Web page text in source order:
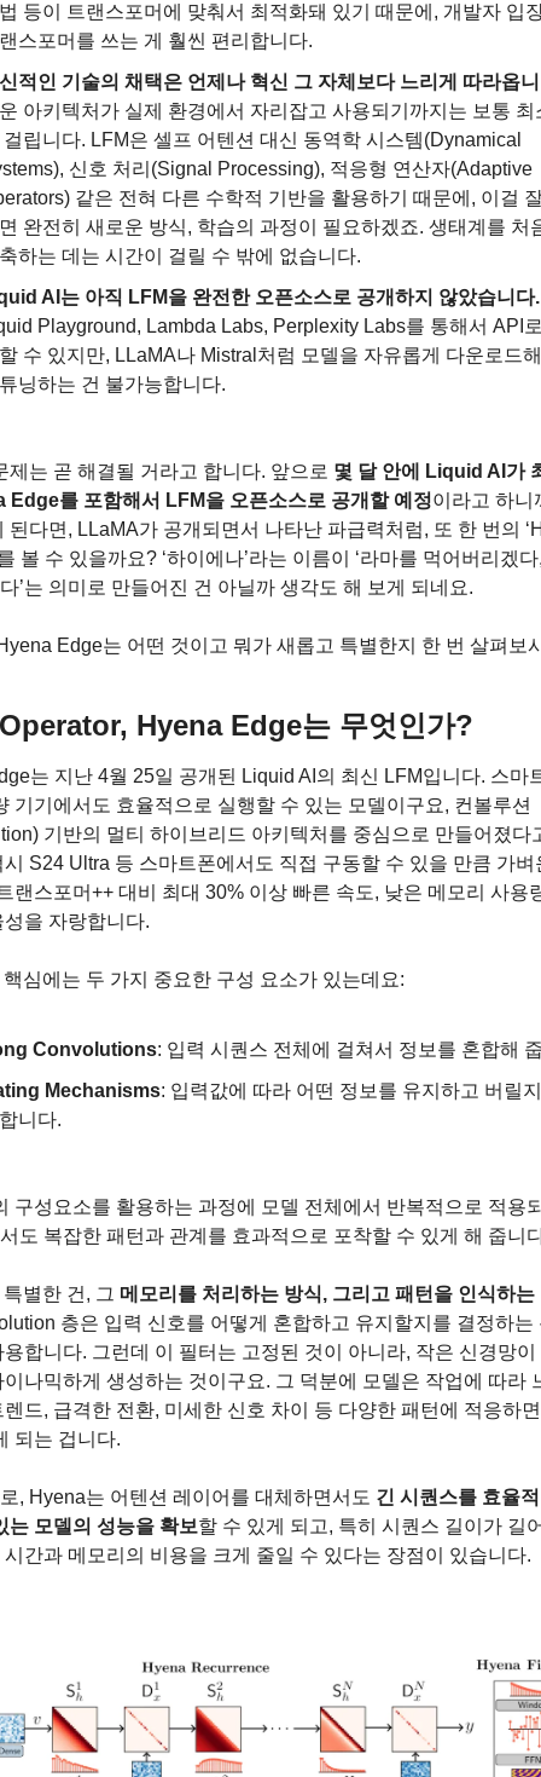
등이 트랜스포머에 맞춰서 최적화돼 있기 때문에, 개발자 입
스포머를 쓰는 게 훨씬 편리합니다.
적인 기술의 채택은 언제나 혁신 그 자체보다 느리게 따라옵
아키텍처가 실제 환경에서 자리잡고 사용되기까지는 보통 최
걸립니다. LFM은 셀프 어텐션 대신 동역학 시스템(Dynamical
신호 처리(Signal Processing), 적응형 연산자(Adaptive
같은 전혀 다른 수학적 기반을 활용하기 때문에, 이걸
완전히 새로운 방식, 학습의 과정이 필요하겠죠. 생태계를 처
하는 데는 시간이 걸릴 수 밖에 없습니다.
AI는 아직 LFM을 완전한 오픈소스로 공개하지 않았습니다.
Playground, Lambda Labs, Perplexity Labs를 통해서 API
수 있지만, LLaMA나 Mistral처럼 모델을 자유롭게 다운로드
닝하는 건 불가능합니다.
제는 곧 해결될 거라고 합니다. 앞으로 몇 달 안에 Liquid AI가
Edge를 포함해서 LFM을 오픈소스로 공개할 예정이라고 하니
된다면, LLaMA가 공개되면서 나타난 파급력처럼, 또 한 번의
볼 수 있을까요? ‘하이에나’라는 이름이 ‘라마를 먹어버리겠
’는 의미로 만들어진 건 아닐까 생각도 해 보게 되네요.
Edge는 어떤 것이고 뭐가 새롭고 특별한지 한 번 살펴보
Hyena Edge는 무엇인가?
는 지난 4월 25일 공개된 Liquid AI의 최신 LFM입니다. 스마
기기에서도 효율적으로 실행할 수 있는 모델이구요, 컨볼루션
기반의 멀티 하이브리드 아키텍처를 중심으로 만들어졌다
S24 Ultra 등 스마트폰에서도 직접 구동할 수 있을 만큼 가벼
랜스포머++ 대비 최대 30% 이상 빠른 속도, 낮은 메모리 사용
을 자랑합니다.
심에는 두 가지 중요한 구성 요소가 있는데요:
Convolutions: 입력 시퀀스 전체에 걸쳐서 정보를 혼합해
Mechanisms: 입력값에 따라 어떤 정보를 유지하고 버릴
니다.
구성요소를 활용하는 과정에 모델 전체에서 반복적으로 적용
도 복잡한 패턴과 관계를 효과적으로 포착할 수 있게 해 줍니
별한 건, 그 메모리를 처리하는 방식, 그리고 패턴을 인식하는
층은 입력 신호를 어떻게 혼합하고 유지할지를 결정하는
합니다. 그런데 이 필터는 고정된 것이 아니라, 작은 신경망이
나믹하게 생성하는 것이구요. 그 덕분에 모델은 작업에 따라
드, 급격한 전환, 미세한 신호 차이 등 다양한 패턴에 적응하
되는 겁니다.
, Hyena는 어텐션 레이어를 대체하면서도 긴 시퀀스를 효율
는 모델의 성능을 확보할 수 있게 되고, 특히 시퀀스 길이가 길
간과 메모리의 비용을 크게 줄일 수 있다는 장점이 있습니다.